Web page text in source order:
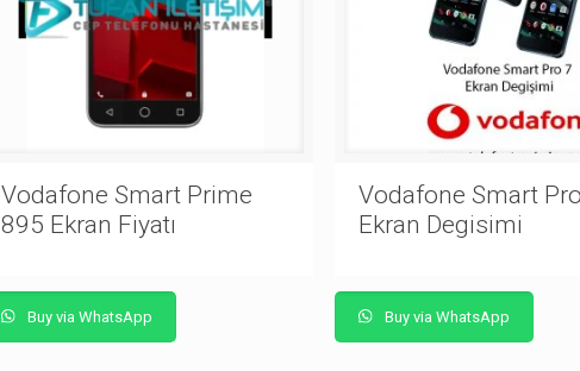
Vodafone Smart Prime
895 Ekran Fiyatı
Buy via WhatsApp
Vodafone Smart
Ekran Degisimi
Buy via WhatsApp